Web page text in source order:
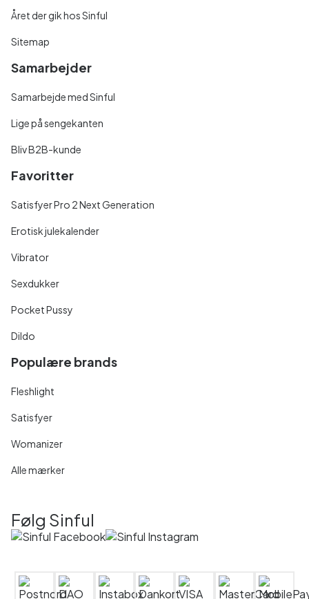
Året der gik hos Sinful
Sitemap
Samarbejder
Samarbejde med Sinful
Lige på sengekanten
Bliv B2B-kunde
Favoritter
Satisfyer Pro 2 Next Generation
Erotisk julekalender
Vibrator
Sexdukker
Pocket Pussy
Dildo
Populære brands
Fleshlight
Satisfyer
Womanizer
Alle mærker
Følg Sinful